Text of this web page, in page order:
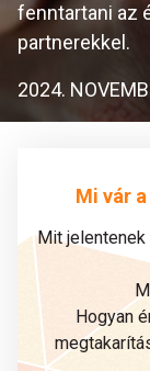
fenntartani az
partnerekkel.
2024.
Mi vár
Mit
Hogyan